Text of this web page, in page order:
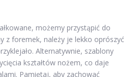
możemy przystąpić do
z foremek, należy je lekko oprószyć
Alternatywnie, szablony
kształtów nożem, co daje
Pamiętaj, aby zachować